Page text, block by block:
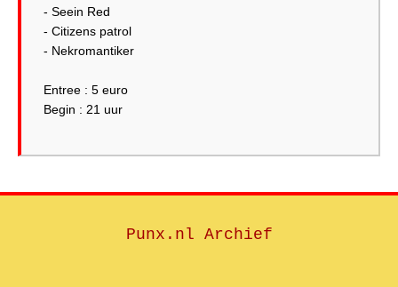
- Seein Red
- Citizens patrol
- Nekromantiker
Entree : 5 euro
Begin : 21 uur
Punx.nl Archief